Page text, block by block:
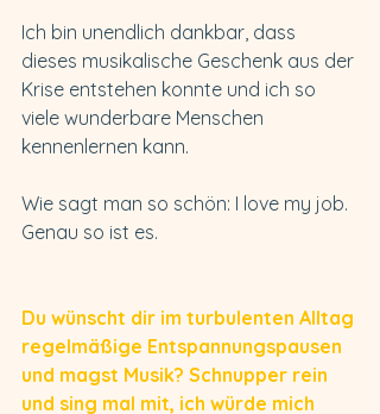
Ich bin unendlich dankbar, dass
dieses musikalische Geschenk aus der
Krise entstehen konnte und ich so
viele wunderbare Menschen
kennenlernen kann.
Wie sagt man so schön: I love my job.
Genau so ist es.
Du wünscht dir im turbulenten Alltag
regelmäßige Entspannungspausen
und magst Musik? Schnupper rein
und sing mal mit, ich würde mich